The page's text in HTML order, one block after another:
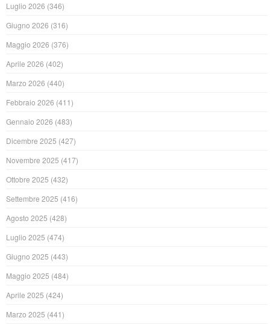
Luglio 2026 (346)
Giugno 2026 (316)
Maggio 2026 (376)
Aprile 2026 (402)
Marzo 2026 (440)
Febbraio 2026 (411)
Gennaio 2026 (483)
Dicembre 2025 (427)
Novembre 2025 (417)
Ottobre 2025 (432)
Settembre 2025 (416)
Agosto 2025 (428)
Luglio 2025 (474)
Giugno 2025 (443)
Maggio 2025 (484)
Aprile 2025 (424)
Marzo 2025 (441)